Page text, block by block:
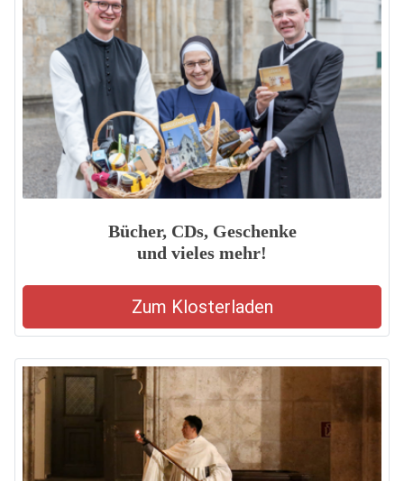
Bücher, CDs, Geschenke
und vieles mehr!
Zum Klosterladen